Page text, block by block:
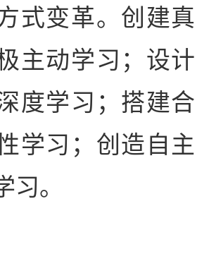
式变革。创建
主动学习；设
度学习；搭建
学习；创造自
。